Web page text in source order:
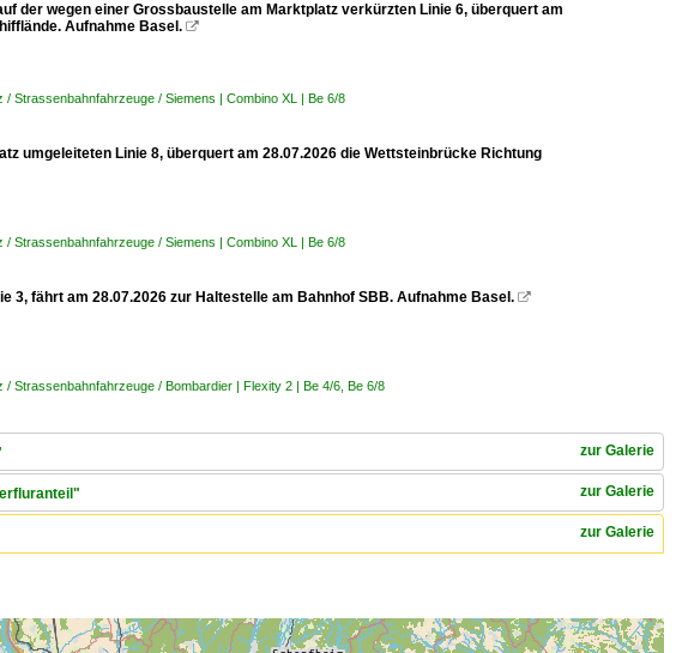
der wegen einer Grossbaustelle am Marktplatz verkürzten Linie 6, überquert am
Aufnahme Basel. 
/ Strassenbahnfahrzeuge / Siemens | Combino XL | Be 6/8
umgeleiteten Linie 8, überquert am 28.07.2026 die Wettsteinbrücke Richtung
/ Strassenbahnfahrzeuge / Siemens | Combino XL | Be 6/8
3, fährt am 28.07.2026 zur Haltestelle am Bahnhof SBB. Aufnahme Basel. 
/ Strassenbahnfahrzeuge / Bombardier | Flexity 2 | Be 4/6, Be 6/8
zur Galerie
zur Galerie
zur Galerie